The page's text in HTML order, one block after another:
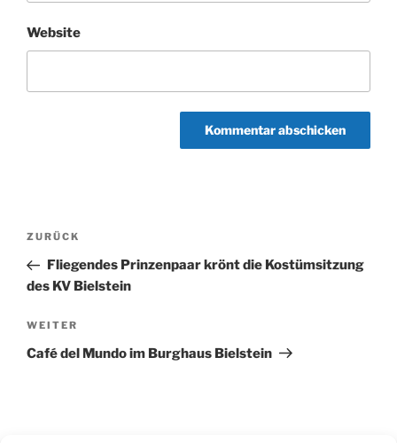
Website
Beitragsnavigation
Vorheriger
Beitrag
ZURÜCK
Fliegendes Prinzenpaar krönt die Kostümsitzung
des KV Bielstein
Nächster
Beitrag
WEITER
Café del Mundo im Burghaus Bielstein